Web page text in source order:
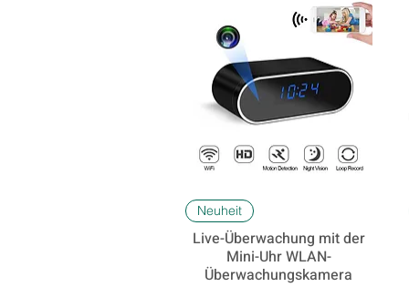
Schnellansicht
Neuheit
Live-Überwachung mit der
Mini-Uhr WLAN-
Überwachungskamera